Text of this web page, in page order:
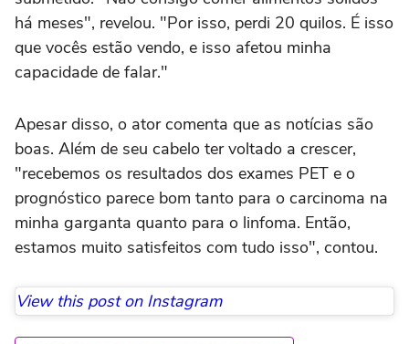
há meses", revelou. "Por isso, perdi 20 quilos. É isso
que vocês estão vendo, e isso afetou minha
capacidade de falar."
Apesar disso, o ator comenta que as notícias são
boas. Além de seu cabelo ter voltado a crescer,
"recebemos os resultados dos exames PET e o
prognóstico parece bom tanto para o carcinoma na
minha garganta quanto para o linfoma. Então,
estamos muito satisfeitos com tudo isso", contou.
View this post on Instagram